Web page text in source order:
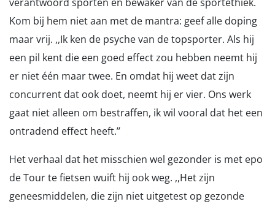
Kom bij hem niet aan met de mantra: geef alle doping
maar vrij. ,,Ik ken de psyche van de topsporter. Als hij
een pil kent die een goed effect zou hebben neemt hij
er niet één maar twee. En omdat hij weet dat zijn
concurrent dat ook doet, neemt hij er vier. Ons werk
gaat niet alleen om bestraffen, ik wil vooral dat het een
ontradend effect heeft.’’
Het verhaal dat het misschien wel gezonder is met epo
de Tour te fietsen wuift hij ook weg. ,,Het zijn
geneesmiddelen, die zijn niet uitgetest op gezonde